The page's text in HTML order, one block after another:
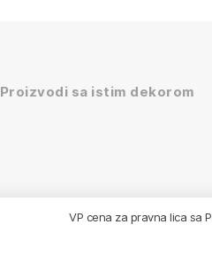
Proizvodi sa istim dekorom
VP cena za pravna lica sa